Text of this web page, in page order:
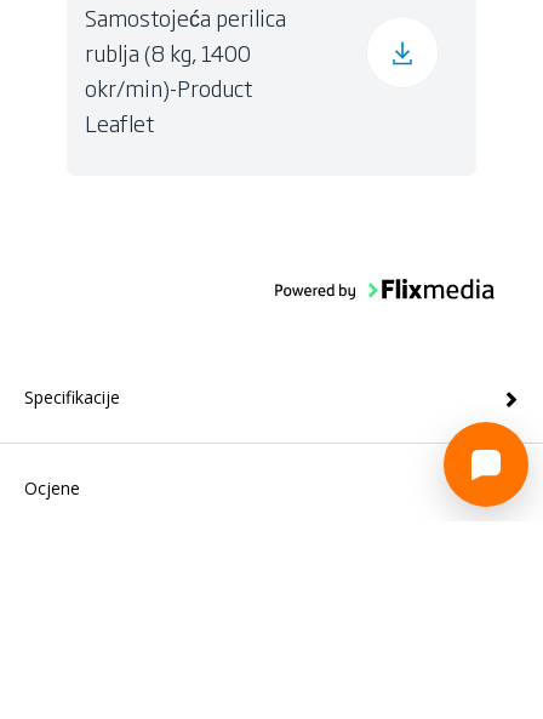
Samostojeća perilica
rublja (8 kg, 1400
okr/min)-Product
Leaflet
Specifikacije
Ocjene